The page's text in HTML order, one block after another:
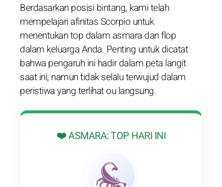
Berdasarkan posisi bintang, kami telah
mempelajari afinitas Scorpio untuk
menentukan top dalam asmara dan flop
dalam keluarga Anda. Penting untuk dicatat
bahwa pengaruh ini hadir dalam peta langit
saat ini, namun tidak selalu terwujud dalam
peristiwa yang terlihat ou langsung.
❤️ ASMARA: TOP HARI INI